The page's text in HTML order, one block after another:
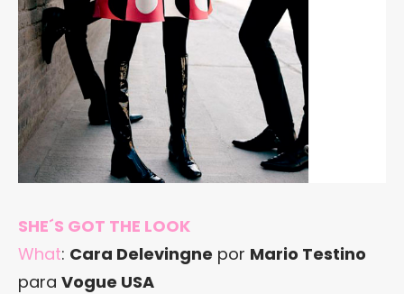
SHE´S GOT THE LOOK
What: Cara Delevingne por Mario Testino
para Vogue USA